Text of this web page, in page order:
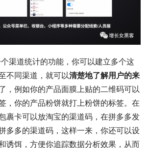
不同渠道，就可以清楚地了解用户的来
，例如你的产品面膜上贴的二维码可以
，你的产品粉饼就打上粉饼的标签。在
裹卡可以放淘宝的渠道码，在拼多多发
多多的渠道码，这样一来，你还可以设
诱饵，方便你追踪数据分析效果，从而